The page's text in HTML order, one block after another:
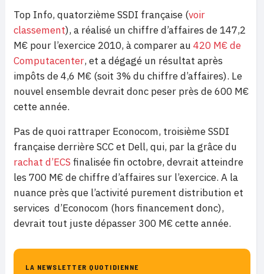
Top Info, quatorzième SSDI française (voir
classement), a réalisé un chiffre d’affaires de 147,2
M€ pour l’exercice 2010, à comparer au 420 M€ de
Computacenter, et a dégagé un résultat après
impôts de 4,6 M€ (soit 3% du chiffre d’affaires). Le
nouvel ensemble devrait donc peser près de 600 M€
cette année.
Pas de quoi rattraper Econocom, troisième SSDI
française derrière SCC et Dell, qui, par la grâce du
rachat d’ECS finalisée fin octobre, devrait atteindre
les 700 M€ de chiffre d’affaires sur l’exercice. A la
nuance près que l’activité purement distribution et
services d’Econocom (hors financement donc),
devrait tout juste dépasser 300 M€ cette année.
LA NEWSLETTER QUOTIDIENNE